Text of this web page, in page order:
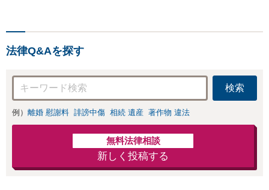
しい地域の皆さまも、
休日対応可】
法律Q&Aを探す
検索
例） 離婚 慰謝料 誹謗中傷 相続 遺産 著作物 違法
無料法律相談
新しく投稿する